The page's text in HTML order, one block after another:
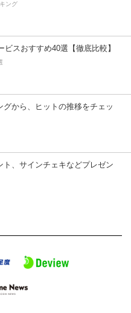
ング
ビスおすすめ40選【徹底比較】
グから、ヒットの推移をチェッ
ト、サインチェキなどプレゼン